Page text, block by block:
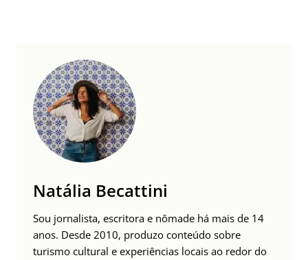
Natália Becattini
Sou jornalista, escritora e nômade há mais de 14
anos. Desde 2010, produzo conteúdo sobre
turismo cultural e experiências locais ao redor do